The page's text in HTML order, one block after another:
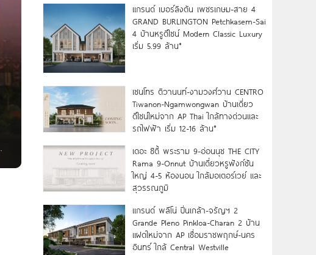
แกรนด์ เบอร์ลิงตัน เพชรเกษม-สาย 4
GRAND BURLINGTON Petchkasem-Sai
4 บ้านหรูดีไซน์ Modern Classic Luxury
เริ่ม 5.99 ล้าน*
เซนโทร ติวานนท์-งามวงศ์วาน CENTRO
Tiwanon-Ngamwongwan บ้านเดี่ยว
ดีไซน์ใหม่จาก AP Thai ใกล้ทางด่วนและ
รถไฟฟ้า เริ่ม 12-16 ล้าน*
เดอะ ซิตี้ พระราม 9-อ่อนนุช THE CITY
Rama 9-Onnut บ้านเดี่ยวหรูฟังก์ชัน
ใหญ่ 4-5 ห้องนอน ใกล้มอเตอร์เวย์ และ
สุวรรณภูมิ
แกรนด์ พลีโน่ ปิ่นเกล้า-จรัญฯ 2
Grande Pleno Pinkloa-Charan 2 บ้าน
แฝดใหม่จาก AP เชื่อมราชพฤกษ์-นคร
อินทร์ ใกล้ Central Westville